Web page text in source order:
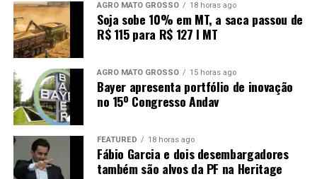
AGRO MATO GROSSO 18 horas ago
Soja sobe 10% em MT, a saca passou de
R$ 115 para R$ 127 I MT
AGRO MATO GROSSO 15 horas ago
Bayer apresenta portfólio de inovação
no 15º Congresso Andav
FEATURED 18 horas ago
Fábio Garcia e dois desembargadores
também são alvos da PF na Heritage